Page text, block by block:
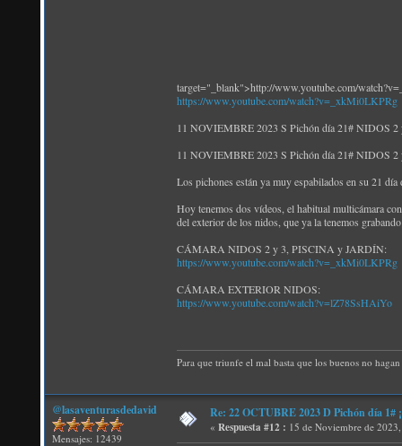
target="_blank">http://www.youtube.com/
https://www.youtube.com/watch?v=_xkMi0LKPRg
11 NOVIEMBRE 2023 S Pichón día 21# NIDOS
11 NOVIEMBRE 2023 S Pichón día 21# NIDOS
Los pichones están ya muy espabilados en su 21
Hoy tenemos dos vídeos, el habitual multicámara
del exterior de los nidos, que ya la tenemos
CÁMARA NIDOS 2 y 3, PISCINA y JARDÍN:
https://www.youtube.com/watch?v=_xkMi0LKPRg
CÁMARA EXTERIOR NIDOS:
https://www.youtube.com/watch?v=lZ78SsHAiYo
Para que triunfe el mal basta que los buenos no
@lasaventurasdedavid
Mensajes: 12439
Re: 22 OCTUBRE 2023 D Pichón día
« Respuesta #12 : 15 de Noviembre de